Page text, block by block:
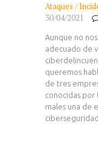
Ataques /
30/04/2021
Aunque no
adecuado de
queremos
de tres
conocidas por
males una de